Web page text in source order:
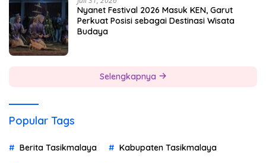
Nyanet Festival 2026 Masuk KEN, Garut
Perkuat Posisi sebagai Destinasi Wisata
Budaya
Selengkapnya
Popular Tags
Berita Tasikmalaya Kabupaten Tasikmalaya